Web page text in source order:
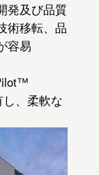
発及び品質
術移転、品
容易
、柔軟な